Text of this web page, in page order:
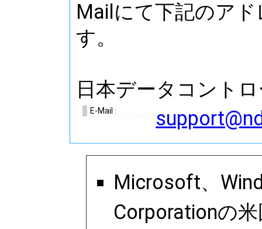
Mailにて下記のア
す。
日本データコント
E-Mail :
Microsoft、
Corporationの